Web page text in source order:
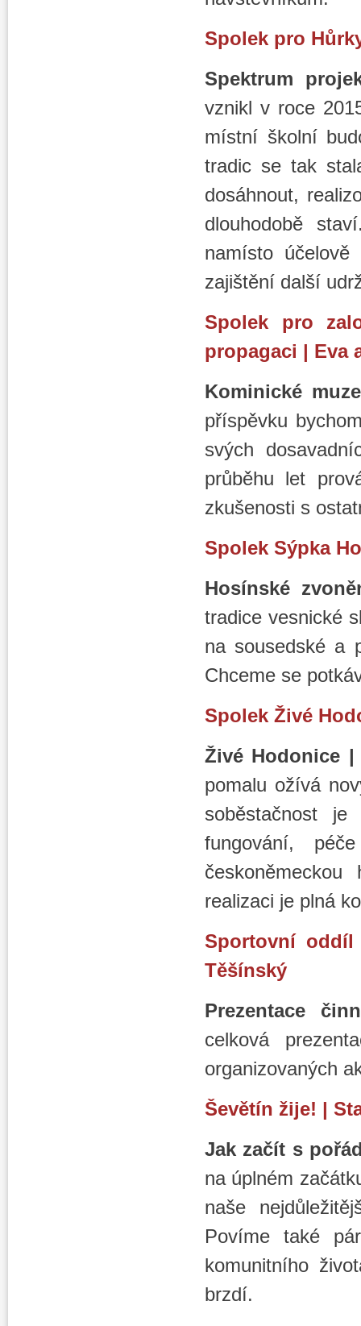
Spolek pro
Spektrum
vznikl v roce
místní školní
tradic se tak
dosáhnout,
dlouhodobě
namísto účelově
zajištění další
Spolek pro
propagaci | Eva
Kominické
příspěvku
svých
průběhu let
zkušenosti s
Spolek Sýpka
Hosínské
tradice vesnické
na sousedské a
Chceme se
Spolek Živé
Živé Hodonice |
pomalu ožívá
soběstačnost je
fungování,
realizaci je plná
Sportovní oddíl
Těšínský
Prezentace
celková
organizovaných
Ševětín žije! |
Jak začít s
na úplném
naše
Povíme také
komunitního
brzdí.